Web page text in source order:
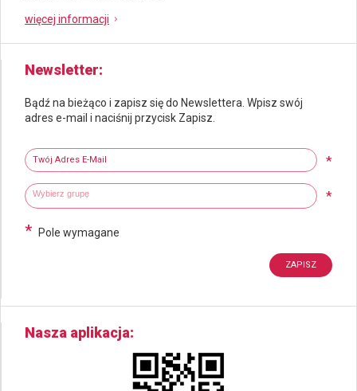
więcej informacji
Newsletter
Bądź na bieżąco i zapisz się do Newslettera. Wpisz swój
adres e-mail i naciśnij przycisk Zapisz.
Twój adres e-mail
*
Wybierz grupy tematyczne *
Wpisz wyszukiwaną fraze
* Pole wymagane
Nasza aplikacja